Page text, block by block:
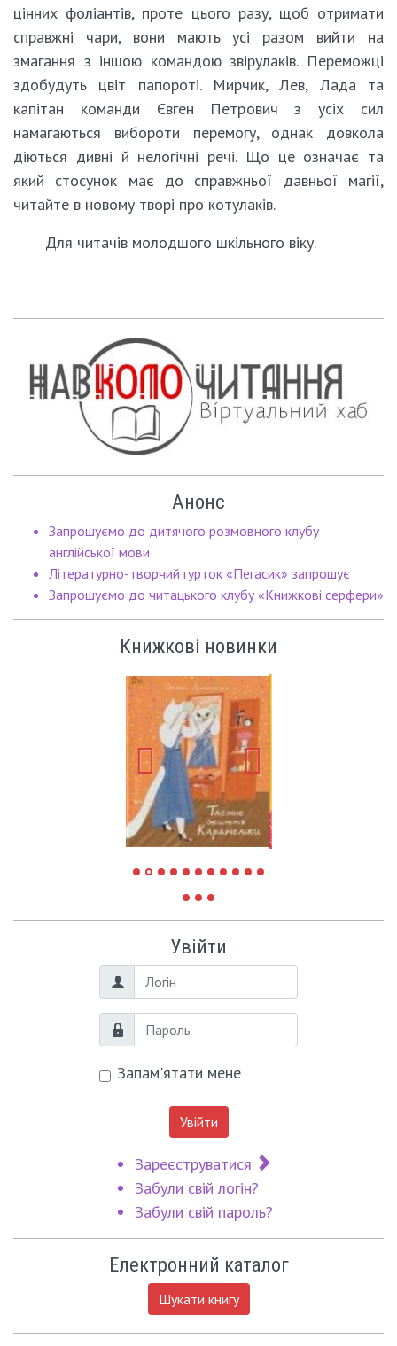
цінних фоліантів, проте цього разу, щоб отримати
справжні чари, вони мають усі разом вийти на
змагання з іншою командою звірулаків. Переможці
здобудуть цвіт папороті. Мирчик, Лев, Лада та
капітан команди Євген Петрович з усіх сил
намагаються вибороти перемогу, однак довкола
діються дивні й нелогічні речі. Що це означає та
який стосунок має до справжньої давньої магії,
читайте в новому творі про котулаків.
Для читачів молодшого шкільного віку.
Анонс
Запрошуємо до дитячого розмовного клубу
англійської мови
Літературно-творчий гурток «Пегасик» запрошує
Запрошуємо до читацького клубу «Книжкові серфери»
Книжкові новинки
Увійти
Логін
Пароль
Запам'ятати мене
Увійти
Зареєструватися
Забули свій логін?
Забули свій пароль?
Електронний каталог
Шукати книгу